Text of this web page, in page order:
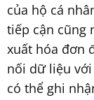
của hộ cá
tiếp cận cũng
xuất hóa đơn
nối dữ liệu
có thể ghi